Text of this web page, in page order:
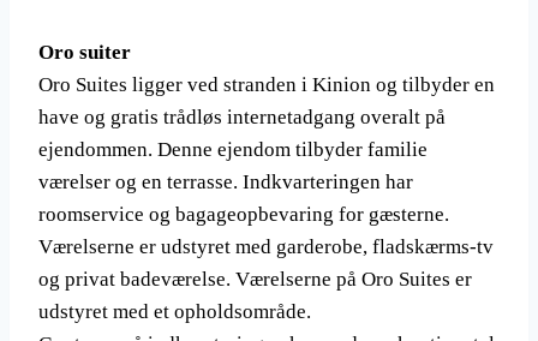
Oro suiter
Oro Suites ligger ved stranden i Kinion og tilbyder en
have og gratis trådløs internetadgang overalt på
ejendommen. Denne ejendom tilbyder familie
værelser og en terrasse. Indkvarteringen har
roomservice og bagageopbevaring for gæsterne.
Værelserne er udstyret med garderobe, fladskærms-tv
og privat badeværelse. Værelserne på Oro Suites er
udstyret med et opholdsområde.